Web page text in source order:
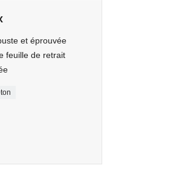
et éprouvée
feuille de retrait